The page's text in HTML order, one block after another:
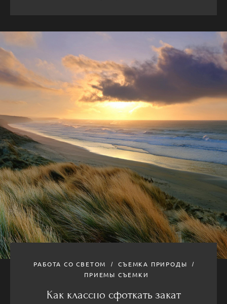
РАБОТА СО СВЕТОМ
СЪЕМКА ПРИРОДЫ
ПРИЕМЫ СЪЕМКИ
Как классно сфоткать закат